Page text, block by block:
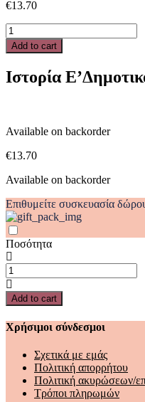
€13.70
Ιστορία
Ε'Δημοτικού
(Πάπαρη)
Add to cart
Ιστορία
Available on backorder
€13.70
Available on backorder
Επιθυμείτε συσκευασία
Ποσότητα
Ιστορία
Ε'Δημοτικού
(Πάπαρη)
quantity
Add to cart
Χρήσιμοι σύνδεσμοι
Σχετικά με εμάς
Πολιτική απορρήτου
Πολιτική ακυρώσεων/
Τρόποι πληρωμών